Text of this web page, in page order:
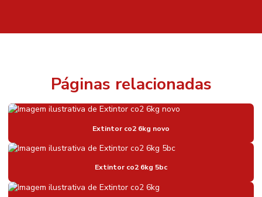
Páginas relacionadas
Extintor co2 6kg novo
Extintor co2 6kg 5bc